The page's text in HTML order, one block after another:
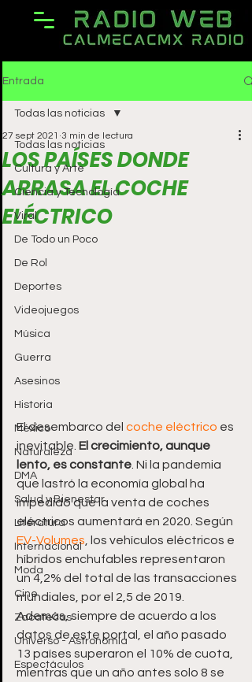
Entrada
Todas las noticias
Cultura y Arte
Ciencia y Tecnología
Viral
De Todo un Poco
De Rol
Deportes
Videojuegos
Música
Guerra
Asesinos
Historia
México
Naturaleza
DMA
Salud y Bienestar
Literatura
Internacional
Moda
Cine
Zacatecas
Universo - Astronomía
Espectáculos
Todas las noticias
LOS PAÍSES DONDE
ARRASA EL COCHE
ELÉCTRICO
27 sept 2021 3 min de lectura
El desembarco del coche eléctrico es
inevitable. El crecimiento, aunque
lento, es constante. Ni la pandemia
que lastró la economía global ha
impedido que la venta de coches
eléctricos aumentará en 2020. Según
EV-Volumes, los vehículos eléctricos e
híbridos enchufables representaron
un 4,2% del total de las transacciones
mundiales, por el 2,5 de 2019.
Además, siempre de acuerdo a los
datos de este portal, el año pasado
13 países superaron el 10% de cuota,
mientras que un año antes solo 8 se